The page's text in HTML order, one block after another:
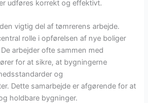
udføres korrekt og effektivt.
vigtig del af tømrerens arbejde.
rolle i opførelsen af nye boliger
arbejder ofte sammen med
for at sikre, at bygningerne
og
Dette samarbejde er afgørende for at
holdbare bygninger.